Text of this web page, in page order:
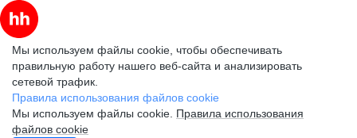
Мы используем файлы cookie, чтобы обеспечивать
правильную работу нашего веб-сайта и анализировать
сетевой трафик.
Правила использования файлов cookie
Мы используем файлы cookie. Правила использования
файлов cookie